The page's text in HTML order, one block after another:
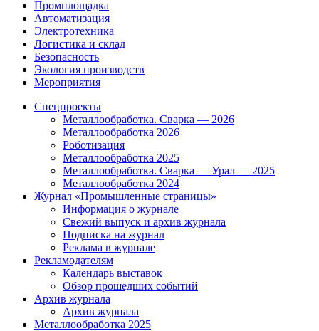
Промплощадка
Автоматизация
Электротехника
Логистика и склад
Безопасность
Экология производств
Мероприятия
Спецпроекты
Металлообработка. Сварка — 2026
Металлообработка 2026
Роботизация
Металлообработка 2025
Металлообработка. Сварка — Урал — 2025
Металлообработка 2024
Журнал «Промышленные страницы»
Информация о журнале
Свежий выпуск и архив журнала
Подписка на журнал
Реклама в журнале
Рекламодателям
Календарь выставок
Обзор прошедших событий
Архив журнала
Архив журнала
Металлообработка 2025